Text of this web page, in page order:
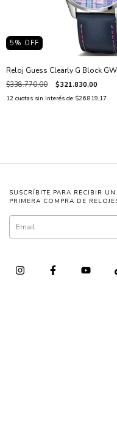
5 % OFF
Reloj Guess Clearly G Block
$338.770,00 $321.830,00
12 cuotas sin interés de $26.819,17
SUSCRÍBITE PARA RECIBIR
PRIMERA COMPRA DE